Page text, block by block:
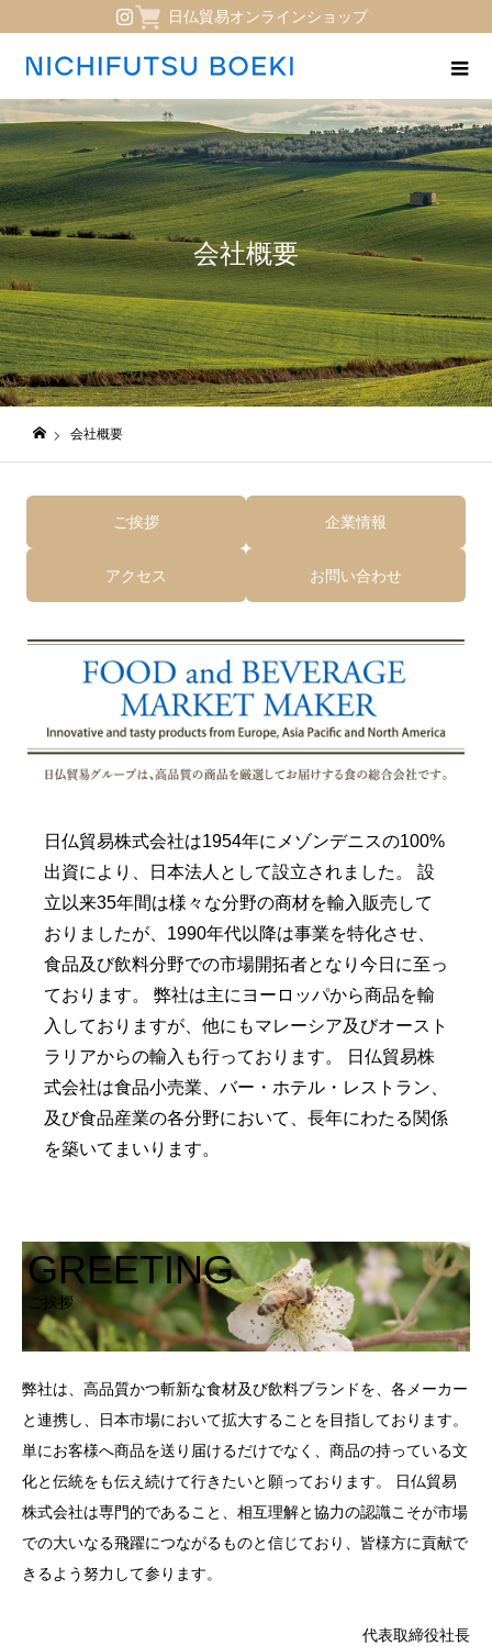
日仏貿易オンラインショップ
会社概要
会社概要
ご挨拶 企業情報
アクセス お問い合わせ
日仏貿易株式会社は1954年にメゾンデニスの100%
出資により、日本法人として設立されました。 設
立以来35年間は様々な分野の商材を輸入販売して
おりましたが、1990年代以降は事業を特化させ、
食品及び飲料分野での市場開拓者となり今日に至っ
ております。 弊社は主にヨーロッパから商品を輸
入しておりますが、他にもマレーシア及びオースト
ラリアからの輸入も行っております。 日仏貿易株
式会社は食品小売業、バー・ホテル・レストラン、
及び食品産業の各分野において、長年にわたる関係
を築いてまいります。
GREETING
ご挨拶
弊社は、高品質かつ斬新な食材及び飲料ブランドを、各メーカー
と連携し、日本市場において拡大することを目指しております。
単にお客様へ商品を送り届けるだけでなく、商品の持っている文
化と伝統をも伝え続けて行きたいと願っております。 日仏貿易
株式会社は専門的であること、相互理解と協力の認識こそが市場
での大いなる飛躍につながるものと信じており、皆様方に貢献で
きるよう努力して参ります。
代表取締役社長